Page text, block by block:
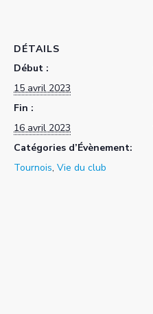
DÉTAILS
Début :
15 avril 2023
Fin :
16 avril 2023
Catégories d’Évènement:
Tournois, Vie du club